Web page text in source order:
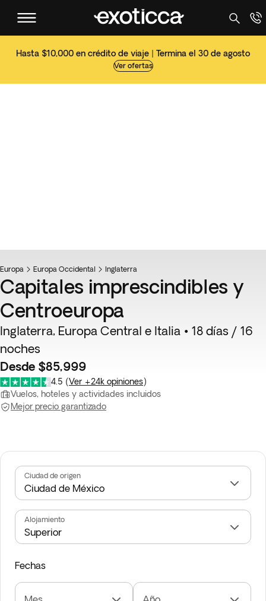
Hasta $10,000 en crédito de viaje | Termina el 30 de agosto
Ver ofertas
Europa Europa Occidental Inglaterra
Capitales imprescindibles y
Centroeuropa
Inglaterra, Europa Central e Italia • 18 días / 16
noches
Desde $85,999
4.5 (Ver +24k opiniones)
Vuelos, hoteles y actividades incluidos
Mejor precio garantizado
Ciudad de origen
Alojamiento
Fechas